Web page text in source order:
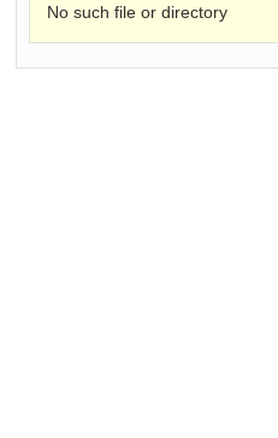
No such file or directory